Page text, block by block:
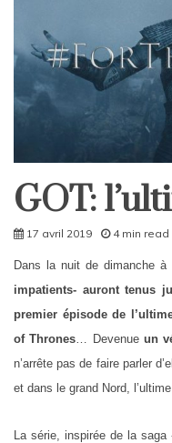
Home
GOT:
17 avril 2019 4 min read
Dans la nuit de dimanche à
impatients- auront tenus
premier épisode de
of Thrones … Devenueun
n’arrête pas de faire parler
et dans le grand Nord,
La série, inspirée de la